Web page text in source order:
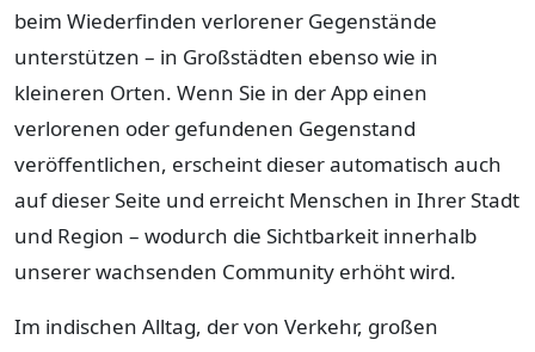
beim Wiederfinden verlorener Gegenstände
unterstützen – in Großstädten ebenso wie in
kleineren Orten. Wenn Sie in der App einen
verlorenen oder gefundenen Gegenstand
veröffentlichen, erscheint dieser automatisch auch
auf dieser Seite und erreicht Menschen in Ihrer Stadt
und Region – wodurch die Sichtbarkeit innerhalb
unserer wachsenden Community erhöht wird.
Im indischen Alltag, der von Verkehr, großen